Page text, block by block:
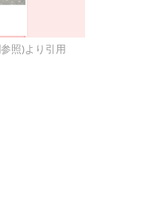
照)より引用